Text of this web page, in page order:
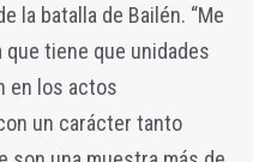
la batalla de Bailén. “Me
tiene que unidades
en los actos
un carácter tanto